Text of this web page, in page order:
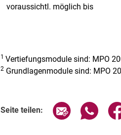
voraussichtl. möglich bis
1Vertiefungsmodule sind: MPO
2 Grundlagenmodule sind: MPO
Seite teilen: Seite über E-